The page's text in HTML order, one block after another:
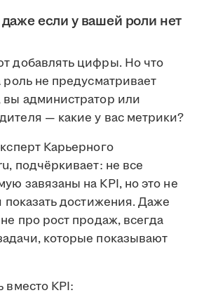
если у вашей роли нет
добавлять цифры. Но что
не предусматривает
администратор или
— какие у вас метрики?
Карьерного
подчёркивает: не все
завязаны на KPI, но это не
показать достижения. Даже
про рост продаж, всегда
которые показывают
вместо KPI: